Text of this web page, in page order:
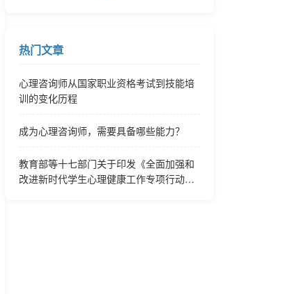
热门文章
心理咨询师从国家职业资格考试到技能培
训的变化历程
成为心理咨询师，需要具备哪些能力？
教育部等十七部门关于印发《全面加强和
改进新时代学生心理健康工作专项行动计